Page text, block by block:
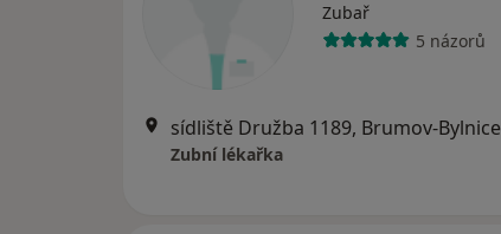
Zubař
5 názorů
sídliště Družba 1189, Brumov-Bylnice
Zubní lékařka